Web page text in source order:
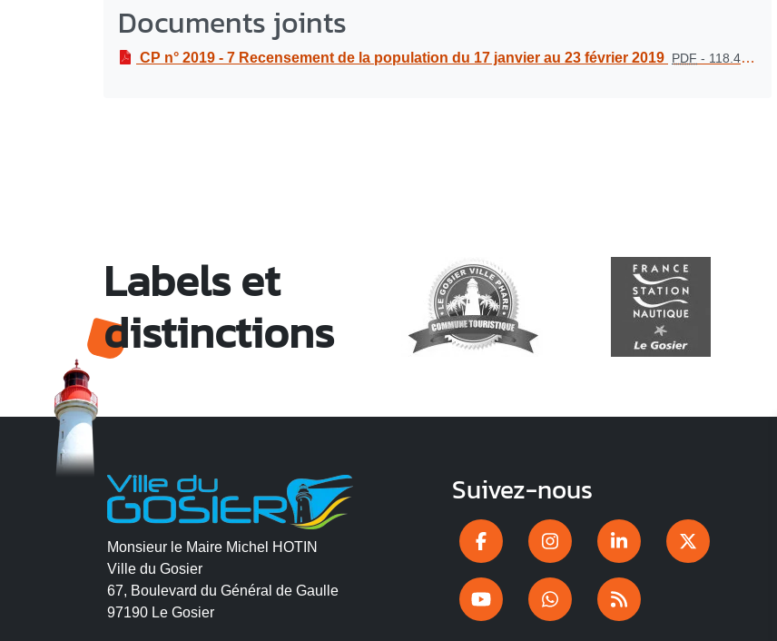
Documents joints
CP n° 2019 - 7 Recensement de la population du 17 janvier au 23 février 2019 PDF - 118.4 kio
Labels et
distinctions
Monsieur le Maire Michel HOTIN
Ville du Gosier
67, Boulevard du Général de Gaulle
97190 Le Gosier
Suivez-nous